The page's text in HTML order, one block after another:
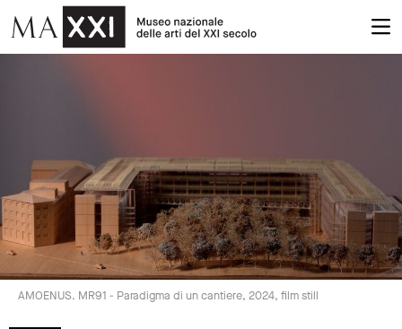
AMOENUS. MR91 - Paradigma di un cantiere, 2024, film still